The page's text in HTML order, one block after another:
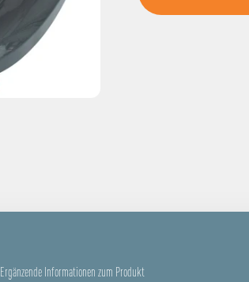
Ergänzende Informationen zum Produkt